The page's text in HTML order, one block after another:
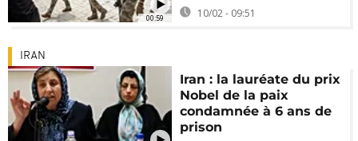
00:59 10/02 - 09:51
IRAN
Iran : la lauréate du prix
Nobel de la paix
condamnée à 6 ans de
prison